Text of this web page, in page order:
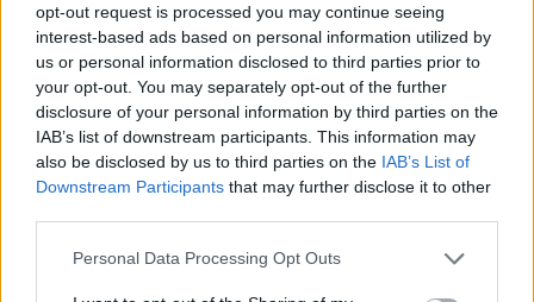
opt-out request is processed you may continue seeing
interest-based ads based on personal information utilized by
us or personal information disclosed to third parties prior to
your opt-out. You may separately opt-out of the further
disclosure of your personal information by third parties on the
IAB’s list of downstream participants. This information may
also be disclosed by us to third parties on the IAB’s List of
Downstream Participants that may further disclose it to other
Personal Data Processing Opt Outs
ΕΛΛΑΔΑ 20.04.2026 08:20
PARAPOLITIKA NEWSROOM
Λιοσίων: Με κρανιοεγκεφαλικές κακώσεις
η 16χρονη που παρασύρθηκε, δίνει
"μάχη" για την ζωή της (Βίντεο)
Εγγραφή στο newsletter